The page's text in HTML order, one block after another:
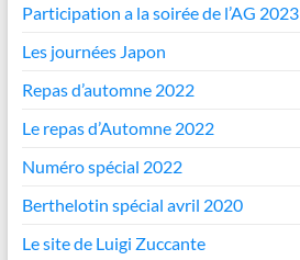
Participation a la soirée de l’AG 2023
Les journées Japon
Repas d’automne 2022
Le repas d’Automne 2022
Numéro spécial 2022
Berthelotin spécial avril 2020
Le site de Luigi Zuccante